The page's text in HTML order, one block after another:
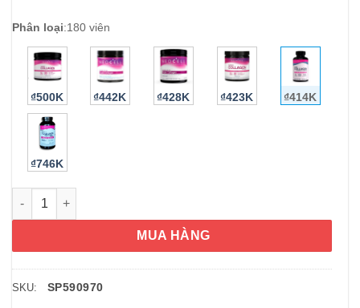
Phân loại:180 viên
₫500K ₫442K ₫428K ₫423K ₫414K
₫746K
Viên uống Collagen NeoCell Super Collagen + Vitamin C &
MUA HÀNG
SKU: SP590970